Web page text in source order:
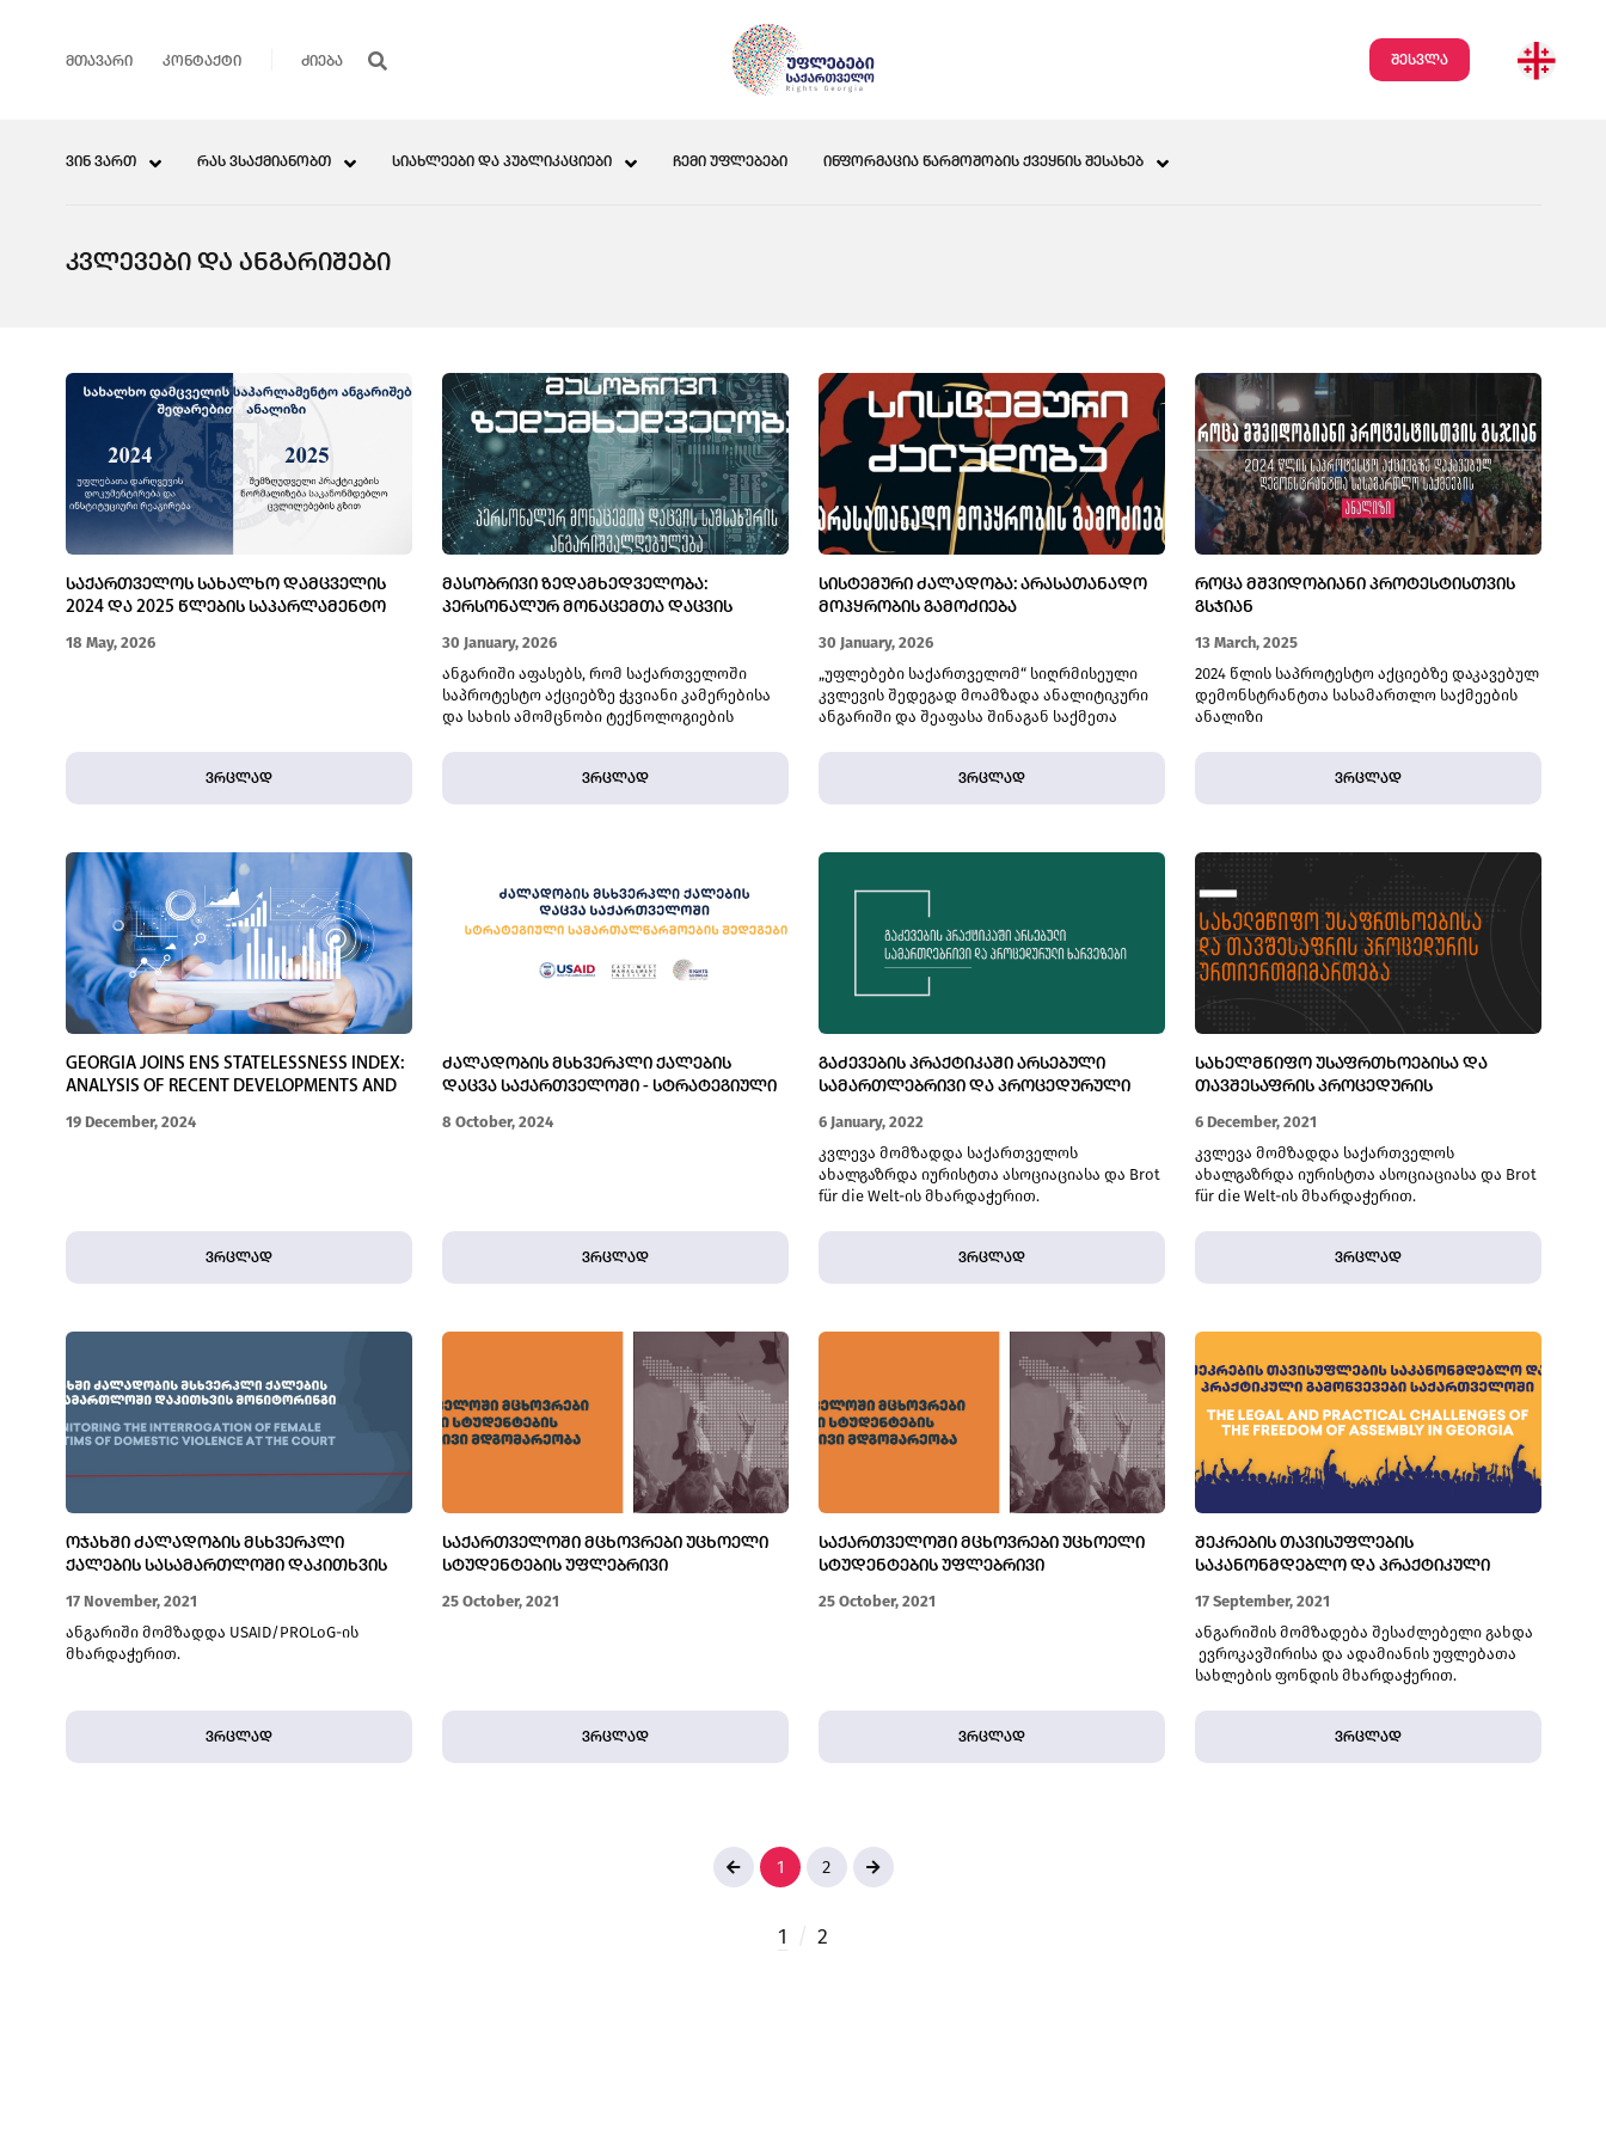
ᲛᲗᲐᲕᲐᲠᲘ ᲙᲝᲜᲢᲐᲥᲢᲘ შესვლა
ᲕᲘᲜ ᲕᲐᲠᲗ ᲠᲐᲡ ᲕᲡᲐᲥᲛᲘᲐᲜᲝᲑᲗ ᲡᲘᲐᲮᲚᲔᲔᲑᲘ ᲓᲐ ᲞᲣᲑᲚᲘᲙᲐᲪᲘᲔᲑᲘ ᲩᲔᲛᲘ ᲣᲤᲚᲔᲑᲔᲑᲘ ᲘᲜᲤᲝᲠᲛᲐᲪᲘᲐ ᲬᲐᲠᲛᲝᲨᲝᲑᲘᲡ ᲥᲕᲔᲧᲜᲘᲡ ᲨᲔᲡᲐᲮᲔᲑ
ᲙᲕᲚᲔᲕᲔᲑᲘ ᲓᲐ ᲐᲜᲒᲐᲠᲘᲨᲔᲑᲘ
ᲡᲐᲥᲐᲠᲗᲕᲔᲚᲝᲡ ᲡᲐᲮᲐᲚᲮᲝ ᲓᲐᲛᲪᲕᲔᲚᲘᲡ
2024 ᲓᲐ 2025 ᲬᲚᲔᲑᲘᲡ ᲡᲐᲞᲐᲠᲚᲐᲛᲔᲜᲢᲝ
18 May, 2026
ვრცლად
ᲛᲐᲡᲝᲑᲠᲘᲕᲘ ᲖᲔᲓᲐᲛᲮᲔᲓᲕᲔᲚᲝᲑᲐ:
ᲞᲔᲠᲡᲝᲜᲐᲚᲣᲠ ᲛᲝᲜᲐᲪᲔᲛᲗᲐ ᲓᲐᲪᲕᲘᲡ
30 January, 2026
ანგარიში აფასებს, რომ საქართველოში
საპროტესტო აქციებზე ჭკვიანი კამერებისა
და სახის ამომცნობი ტექნოლოგიების
ხელშეუხებლობის უფლებასა და
გამოხატვისა და შეკრების თავისუფლებებს.
ვრცლად
ᲡᲘᲡᲢᲔᲛᲣᲠᲘ ᲫᲐᲚᲐᲓᲝᲑᲐ: ᲐᲠᲐᲡᲐᲗᲐᲜᲐᲓᲝ
ᲛᲝᲞᲧᲠᲝᲑᲘᲡ ᲒᲐᲛᲝᲫᲘᲔᲑᲐ
30 January, 2026
„უფლებები საქართველომ“ სიღრმისეული
კვლევის შედეგად მოამზადა ანალიტიკური
ანგარიში და შეაფასა შინაგან საქმეთა
წლის გაზაფხულსა და ნოემბერ–დეკემბერში
აქციების დარბევისას გამოყენებული
სისტემური ძალადობის ფაქტებზე
ვრცლად
ᲠᲝᲪᲐ ᲛᲨᲕᲘᲓᲝᲑᲘᲐᲜᲘ ᲞᲠᲝᲢᲔᲡᲢᲘᲡᲗᲕᲘᲡ
ᲒᲡᲯᲘᲐᲜ
13 March, 2025
2024 წლის საპროტესტო აქციებზე დაკავებულ
დემონსტრანტთა სასამართლო საქმეების
ანალიზი
ვრცლად
GEORGIA JOINS ENS STATELESSNESS INDEX:
ANALYSIS OF RECENT DEVELOPMENTS AND
19 December, 2024
ვრცლად
ᲫᲐᲚᲐᲓᲝᲑᲘᲡ ᲛᲡᲮᲕᲔᲠᲞᲚᲘ ᲥᲐᲚᲔᲑᲘᲡ
ᲓᲐᲪᲕᲐ ᲡᲐᲥᲐᲠᲗᲕᲔᲚᲝᲨᲘ - ᲡᲢᲠᲐᲢᲔᲒᲘᲣᲚᲘ
8 October, 2024
ვრცლად
ᲒᲐᲫᲔᲕᲔᲑᲘᲡ ᲞᲠᲐᲥᲢᲘᲙᲐᲨᲘ ᲐᲠᲡᲔᲑᲣᲚᲘ
ᲡᲐᲛᲐᲠᲗᲚᲔᲑᲠᲘᲕᲘ ᲓᲐ ᲞᲠᲝᲪᲔᲓᲣᲠᲣᲚᲘ
6 January, 2022
კვლევა მომზადდა საქართველოს
ახალგაზრდა იურისტთა ასოციაციასა და Brot
für die Welt-ის მხარდაჭერით.
ვრცლად
ᲡᲐᲮᲔᲚᲛᲬᲘᲤᲝ ᲣᲡᲐᲤᲠᲗᲮᲝᲔᲑᲘᲡᲐ ᲓᲐ
ᲗᲐᲕᲨᲔᲡᲐᲤᲠᲘᲡ ᲞᲠᲝᲪᲔᲓᲣᲠᲘᲡ
6 December, 2021
კვლევა მომზადდა საქართველოს
ახალგაზრდა იურისტთა ასოციაციასა და Brot
für die Welt-ის მხარდაჭერით.
ვრცლად
ᲝᲯᲐᲮᲨᲘ ᲫᲐᲚᲐᲓᲝᲑᲘᲡ ᲛᲡᲮᲕᲔᲠᲞᲚᲘ
ᲥᲐᲚᲔᲑᲘᲡ ᲡᲐᲡᲐᲛᲐᲠᲗᲚᲝᲨᲘ ᲓᲐᲙᲘᲗᲮᲕᲘᲡ
17 November, 2021
ანგარიში მომზადდა USAID/PROLoG-ის
მხარდაჭერით.
ვრცლად
ᲡᲐᲥᲐᲠᲗᲕᲔᲚᲝᲨᲘ ᲛᲪᲮᲝᲕᲠᲔᲑᲘ ᲣᲪᲮᲝᲔᲚᲘ
ᲡᲢᲣᲓᲔᲜᲢᲔᲑᲘᲡ ᲣᲤᲚᲔᲑᲠᲘᲕᲘ
25 October, 2021
ვრცლად
ᲡᲐᲥᲐᲠᲗᲕᲔᲚᲝᲨᲘ ᲛᲪᲮᲝᲕᲠᲔᲑᲘ ᲣᲪᲮᲝᲔᲚᲘ
ᲡᲢᲣᲓᲔᲜᲢᲔᲑᲘᲡ ᲣᲤᲚᲔᲑᲠᲘᲕᲘ
25 October, 2021
ვრცლად
ᲨᲔᲙᲠᲔᲑᲘᲡ ᲗᲐᲕᲘᲡᲣᲤᲚᲔᲑᲘᲡ
ᲡᲐᲙᲐᲜᲝᲜᲛᲓᲔᲑᲚᲝ ᲓᲐ ᲞᲠᲐᲥᲢᲘᲙᲣᲚᲘ
17 September, 2021
ანგარიშის მომზადება შესაძლებელი გახდა
ევროკავშირისა და ადამიანის უფლებათა
სახლების ფონდის მხარდაჭერით.
ვრცლად
1 2
1 / 2